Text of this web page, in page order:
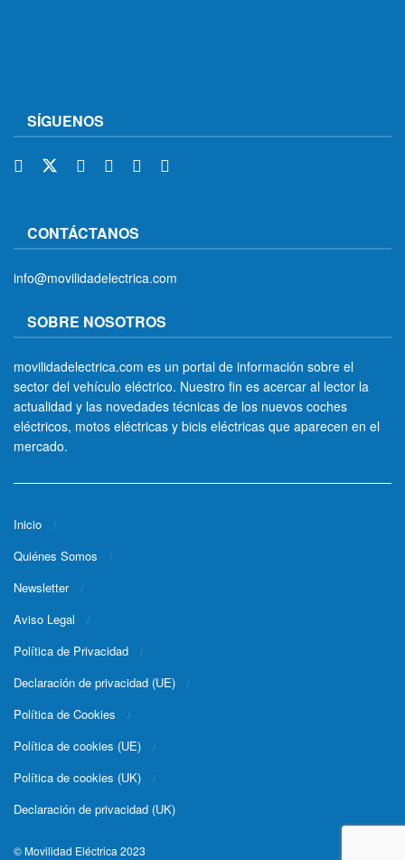
SÍGUENOS
CONTÁCTANOS
info@movilidadelectrica.com
SOBRE NOSOTROS
movilidadelectrica.com es un portal de información sobre el
sector del vehículo eléctrico. Nuestro fin es acercar al lector la
actualidad y las novedades técnicas de los nuevos coches
eléctricos, motos eléctricas y bicis eléctricas que aparecen en el
mercado.
Inicio
Quiénes Somos
Newsletter
Aviso Legal
Política de Privacidad
Declaración de privacidad (UE)
Política de Cookies
Política de cookies (UE)
Política de cookies (UK)
Declaración de privacidad (UK)
© Movilidad Eléctrica 2023